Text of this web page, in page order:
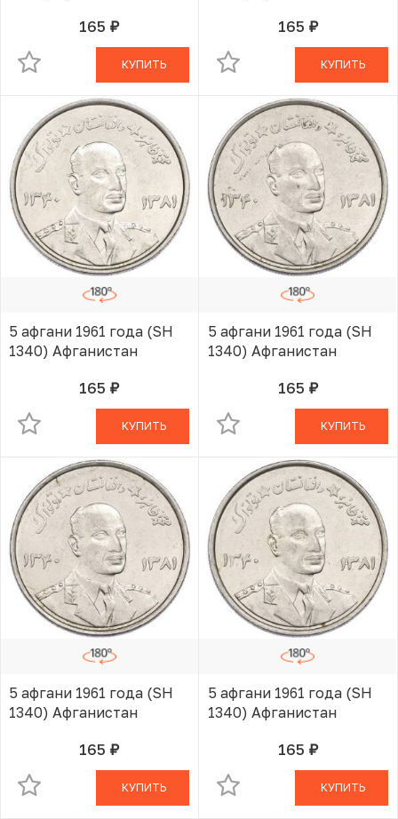
165 руб.В КОРЗИНЕ
КУПИТЬ
165 руб.В КОРЗИНЕ
КУПИТЬ
5 афгани 1961 года (SH
1340) Афганистан
165 руб.В КОРЗИНЕ
КУПИТЬ
5 афгани 1961 года (SH
1340) Афганистан
165 руб.В КОРЗИНЕ
КУПИТЬ
5 афгани 1961 года (SH
1340) Афганистан
165 руб.В КОРЗИНЕ
КУПИТЬ
5 афгани 1961 года (SH
1340) Афганистан
165 руб.В КОРЗИНЕ
КУПИТЬ